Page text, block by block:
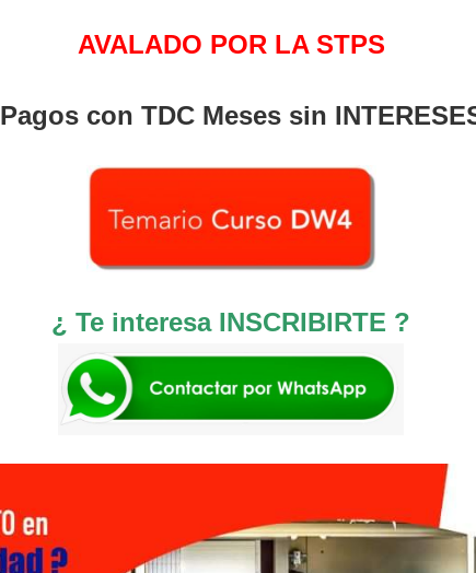
AVALADO POR LA STPS
Pagos con TDC Meses sin
¿ Te interesa INSCRIBIRTE ?